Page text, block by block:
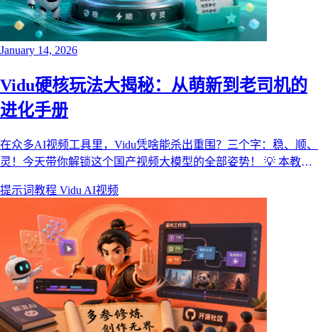
January 14, 2026
Vidu硬核玩法大揭秘：从萌新到老司机的
进化手册
在众多AI视频工具里，Vidu凭啥能杀出重围？三个字：稳、顺、
灵！今天带你解锁这个国产视频大模型的全部姿势！ 💡 本教程
程完全公开透明。看中哪个？直接Fork过来改成你的！
提示词教程 Vidu AI视频